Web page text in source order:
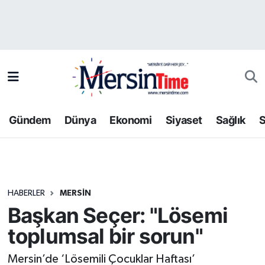
Gündem Dünya Ekonomi Siyaset Sağlık
HABERLER MERSIN
Başkan Seçer: "Lösemi
toplumsal bir sorun"
Mersin’de ‘Lösemili Çocuklar Haftası’
Bilim-Teknoloji
Dünya
Ekonomi
Gündem
Kültür-Sanat
Trafik Durumu
Tüm Manşetler
Haber Arşivi